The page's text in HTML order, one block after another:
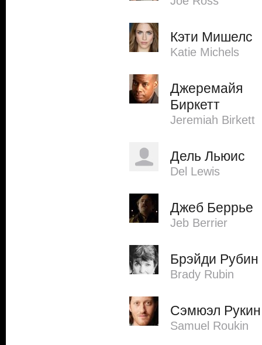
Кэти Мишелс
Katie Michels
Джеремайя
Биркетт
Jeremiah Birkett
Дель Льюис
Del Lewis
Джеб Беррье
Jeb Berrier
Брэйди Рубин
Brady Rubin
Сэмюэл Рукин
Samuel Roukin